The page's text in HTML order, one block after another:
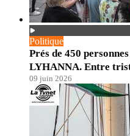
Politique
Prés de 450
LYHANNA. Entre
09 juin 2026